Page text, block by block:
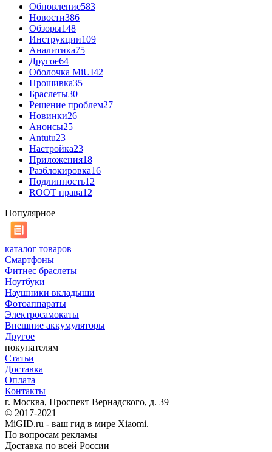
Обновление583
Новости386
Обзоры148
Инструкции109
Аналитика75
Другое64
Оболочка MiUI42
Прошивка35
Браслеты30
Решение проблем27
Новинки26
Анонсы25
Antutu23
Настройка23
Приложения18
Разблокировка16
Подлинность12
ROOT права12
Популярное
каталог товаров
Смартфоны
Фитнес браслеты
Ноутбуки
Наушники вкладыши
Фотоаппараты
Электросамокаты
Внешние аккумуляторы
Другое
покупателям
Статьи
Доставка
Оплата
Контакты
г. Москва, Проспект Вернадского, д. 39
© 2017-2021
MiGID.ru - ваш гид в мире Xiaomi.
По вопросам рекламы
Доставка по всей России